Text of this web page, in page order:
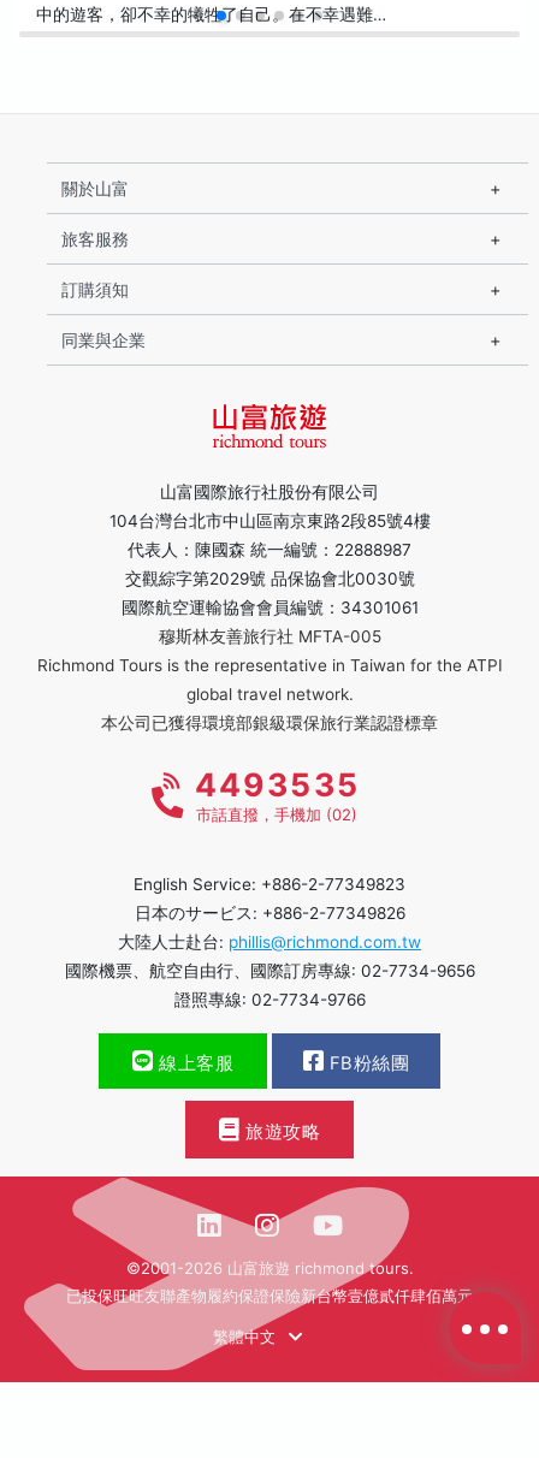
中的遊客，卻不幸的犧牲了自己。在不幸遇難…
山富國際旅行社股份有限公司
104台灣台北市中山區南京東路2段85號4樓
代表人：陳國森 統一編號：22888987
交觀綜字第2029號 品保協會北0030號
國際航空運輸協會會員編號：34301061
穆斯林友善旅行社 MFTA-005
Richmond Tours is the representative in Taiwan for the ATPI
global travel network.
本公司已獲得環境部銀級環保旅行業認證標章
關於山富
旅客服務
訂購須知
同業與企業
4493535
市話直撥，手機加 (02)
English Service: +886-2-77349823
日本のサービス: +886-2-77349826
大陸人士赴台: phillis@richmond.com.tw
國際機票、航空自由行、國際訂房專線: 02-7734-9656
證照專線: 02-7734-9766
線上客服 FB粉絲團
旅遊攻略
©2001-2026 山富旅遊 richmond tours.
已投保旺旺友聯產物履約保證保險新台幣壹億貳仟肆佰萬元
繁體中文